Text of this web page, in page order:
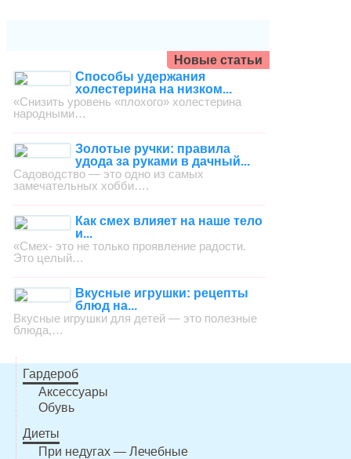
Новые статьи
Способы удержания
холестерина на низком...
«Снизить уровень «плохого» холестерина
народными…
Золотые ручки: правила
удода за руками в дачный...
Садоводство — это одно из самых
замечательных хобби….
Как смех влияет на наше тело
и...
«Смех- это не только проявление радости.
Это целый…
Вкусные игрушки: рецепты
блюд на...
Вкусные игрушки для детей — это полезные
блюда,…
Гардероб
Аксессуары
Обувь
Диеты
При недугах — Лечебные